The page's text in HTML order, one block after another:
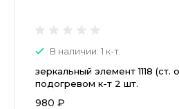
В наличии: 1 к-т.
зеркальный элемент 1118 (ст.
подогревом к-т 2 шт.
980 ₽